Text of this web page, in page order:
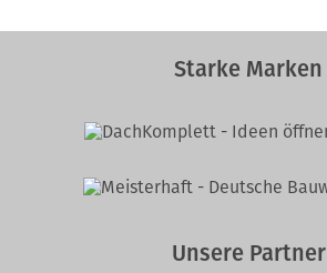
Starke Marken
Unsere Partner